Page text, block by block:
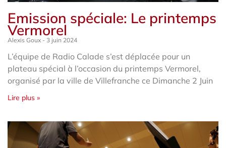
Emission spéciale: Le printemps
Vermorel
Alexis Goux 3 juin 2024
L’équipe de Radio Calade s’est déplacée pour un
plateau spécial à l’occasion du printemps Vermorel,
organisé par la ville de Villefranche ce Dimanche 2 Juin
Lire plus »